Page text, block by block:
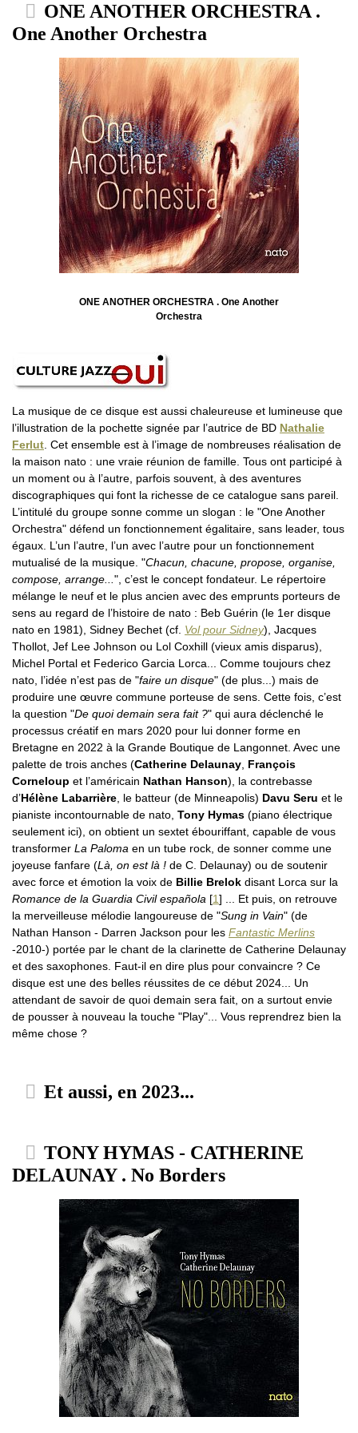
ONE ANOTHER ORCHESTRA .
One Another Orchestra
ONE ANOTHER ORCHESTRA . One Another
Orchestra
La musique de ce disque est aussi chaleureuse et lumineuse que
l’illustration de la pochette signée par l’autrice de BD Nathalie
Ferlut. Cet ensemble est à l’image de nombreuses réalisation de
la maison nato : une vraie réunion de famille. Tous ont participé à
un moment ou à l’autre, parfois souvent, à des aventures
discographiques qui font la richesse de ce catalogue sans pareil.
L’intitulé du groupe sonne comme un slogan : le "One Another
Orchestra" défend un fonctionnement égalitaire, sans leader, tous
égaux. L’un l’autre, l’un avec l’autre pour un fonctionnement
mutualisé de la musique. "Chacun, chacune, propose, organise,
compose, arrange...", c’est le concept fondateur. Le répertoire
mélange le neuf et le plus ancien avec des emprunts porteurs de
sens au regard de l’histoire de nato : Beb Guérin (le 1er disque
nato en 1981), Sidney Bechet (cf. Vol pour Sidney), Jacques
Thollot, Jef Lee Johnson ou Lol Coxhill (vieux amis disparus),
Michel Portal et Federico Garcia Lorca... Comme toujours chez
nato, l’idée n’est pas de "faire un disque" (de plus...) mais de
produire une œuvre commune porteuse de sens. Cette fois, c’est
la question "De quoi demain sera fait ?" qui aura déclenché le
processus créatif en mars 2020 pour lui donner forme en
Bretagne en 2022 à la Grande Boutique de Langonnet. Avec une
palette de trois anches (Catherine Delaunay, François
Corneloup et l’américain Nathan Hanson), la contrebasse
d’Hélène Labarrière, le batteur (de Minneapolis) Davu Seru et le
pianiste incontournable de nato, Tony Hymas (piano électrique
seulement ici), on obtient un sextet ébouriffant, capable de vous
transformer La Paloma en un tube rock, de sonner comme une
joyeuse fanfare (Là, on est là ! de C. Delaunay) ou de soutenir
avec force et émotion la voix de Billie Brelok disant Lorca sur la
Romance de la Guardia Civil española [1] ... Et puis, on retrouve
la merveilleuse mélodie langoureuse de "Sung in Vain" (de
Nathan Hanson - Darren Jackson pour les Fantastic Merlins
-2010-) portée par le chant de la clarinette de Catherine Delaunay
et des saxophones. Faut-il en dire plus pour convaincre ? Ce
disque est une des belles réussites de ce début 2024... Un
attendant de savoir de quoi demain sera fait, on a surtout envie
de pousser à nouveau la touche "Play"... Vous reprendrez bien la
même chose ?
Et aussi, en 2023...
TONY HYMAS - CATHERINE
DELAUNAY . No Borders